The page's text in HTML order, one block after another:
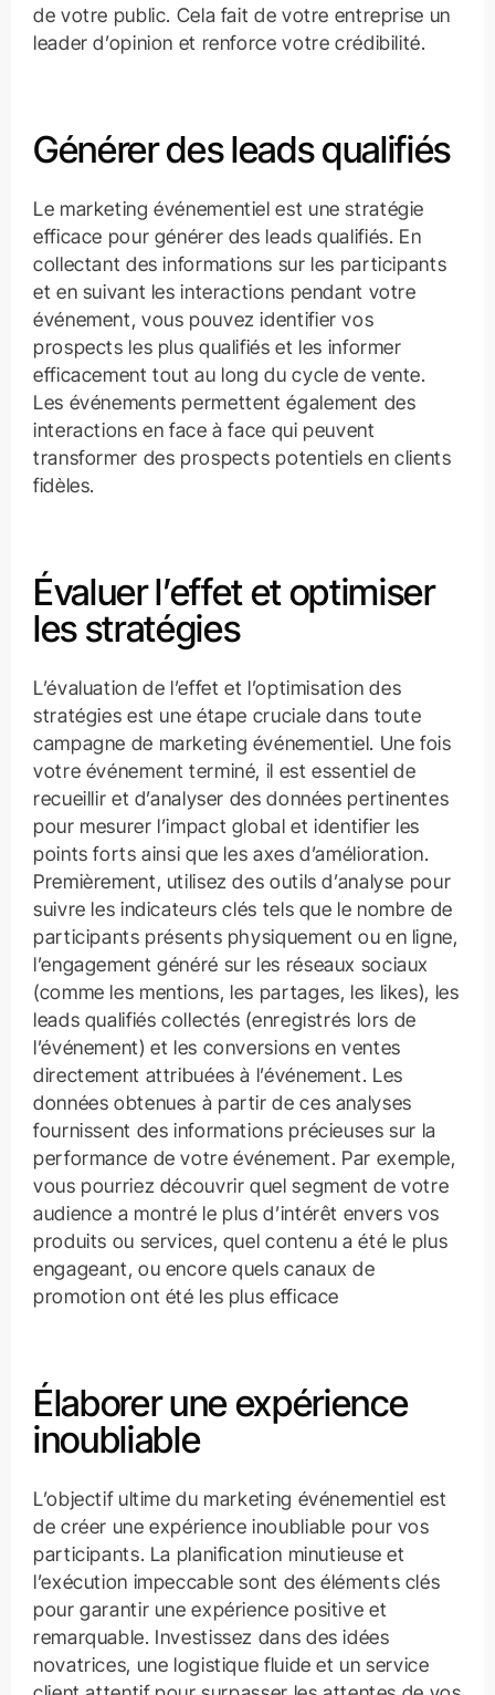
de votre public. Cela fait de votre entreprise un
leader d’opinion et renforce votre crédibilité.
Générer des leads qualifiés
Le marketing événementiel est une stratégie
efficace pour générer des leads qualifiés. En
collectant des informations sur les participants
et en suivant les interactions pendant votre
événement, vous pouvez identifier vos
prospects les plus qualifiés et les informer
efficacement tout au long du cycle de vente.
Les événements permettent également des
interactions en face à face qui peuvent
transformer des prospects potentiels en clients
fidèles.
Évaluer l’effet et optimiser
les stratégies
L’évaluation de l’effet et l’optimisation des
stratégies est une étape cruciale dans toute
campagne de marketing événementiel. Une fois
votre événement terminé, il est essentiel de
recueillir et d’analyser des données pertinentes
pour mesurer l’impact global et identifier les
points forts ainsi que les axes d’amélioration.
Premièrement, utilisez des outils d’analyse pour
suivre les indicateurs clés tels que le nombre de
participants présents physiquement ou en ligne,
l’engagement généré sur les réseaux sociaux
(comme les mentions, les partages, les likes), les
leads qualifiés collectés (enregistrés lors de
l’événement) et les conversions en ventes
directement attribuées à l’événement. Les
données obtenues à partir de ces analyses
fournissent des informations précieuses sur la
performance de votre événement. Par exemple,
vous pourriez découvrir quel segment de votre
audience a montré le plus d’intérêt envers vos
produits ou services, quel contenu a été le plus
engageant, ou encore quels canaux de
promotion ont été les plus efficace
Élaborer une expérience
inoubliable
L’objectif ultime du marketing événementiel est
de créer une expérience inoubliable pour vos
participants. La planification minutieuse et
l’exécution impeccable sont des éléments clés
pour garantir une expérience positive et
remarquable. Investissez dans des idées
novatrices, une logistique fluide et un service